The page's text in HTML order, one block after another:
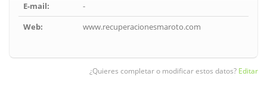
E-mail:
-
Web:
www.recuperacionesmaroto.com
¿Quieres completar o modificar estos datos? Editar